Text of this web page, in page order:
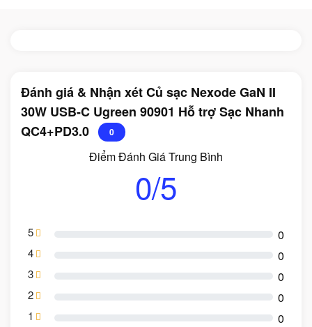
Đánh giá & Nhận xét Củ sạc Nexode GaN II
30W USB-C Ugreen 90901 Hỗ trợ Sạc Nhanh
QC4+PD3.0
0
Điểm Đánh Giá Trung Bình
0/5
5 0
4 0
3 0
2 0
1 0